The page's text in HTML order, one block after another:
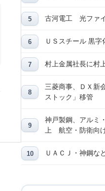
古河電工 光ファ
ＵＳスチール 黒
村上金属社長に村
三菱商事、ＤＸ新
ストック」移管
神戸製鋼、アルミ
上 航空・防衛向
ＵＡＣＪ・神鋼